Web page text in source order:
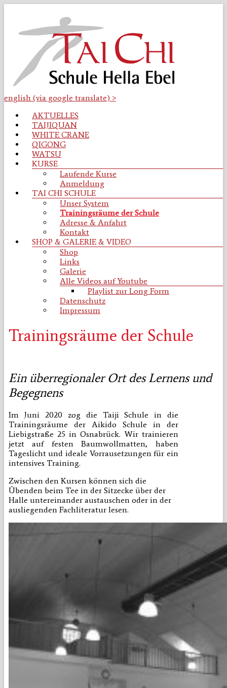
springen
Chi
Schule
Osnabrück
Taijiquan
WhiteCrane
english (via google translate) >
Menü
AKTUELLES
TAIJIQUAN
WHITE CRANE
QIGONG
WATSU
KURSE
Laufende Kurse
Anmeldung
TAI CHI SCHULE
Unser System
Trainingsräume der Schule
Adresse & Anfahrt
Kontakt
SHOP & GALERIE & VIDEO
Shop
Links
Galerie
Alle Videos auf Youtube
Playlist zur Long Form
Datenschutz
Impressum
Trainingsräume der Schule
Ein überregionaler Ort des Lernens und
Begegnens
Im Juni 2020 zog die Taiji Schule in die
Trainingsräume der Aikido Schule in der
Liebigstraße 25 in Osnabrück. Wir trainieren
jetzt auf festen Baumwollmatten, haben
Tageslicht und ideale Vorrausetzungen für ein
intensives Training.
Zwischen den Kursen können sich die
Übenden beim Tee in der Sitzecke über der
Halle untereinander austauschen oder in der
ausliegenden Fachliteratur lesen.